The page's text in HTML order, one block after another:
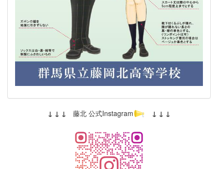
↓ ↓ ↓ 藤北 公式Instagram ↓ ↓ ↓